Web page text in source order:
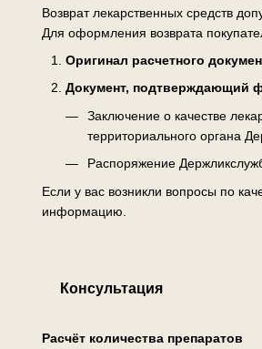
Возврат лекарственных средств
Для оформления возврата
Оригинал расчетного
Документ, подтверждающий
Заключение о качестве
территориального органа
Распоряжение
Если у вас возникли вопросы по
информацию.
Консультация
Расчёт количества препаратов